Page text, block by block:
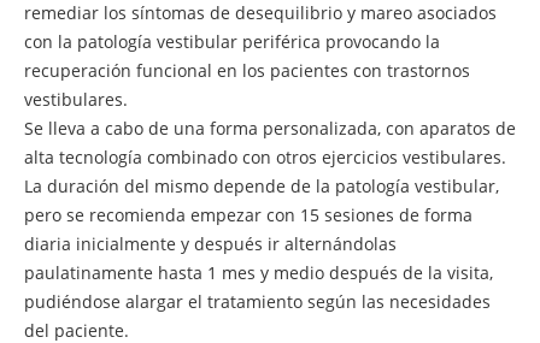
remediar los síntomas de desequilibrio y mareo asociados
con la patología vestibular periférica provocando la
recuperación funcional en los pacientes con trastornos
vestibulares.
Se lleva a cabo de una forma personalizada, con aparatos de
alta tecnología combinado con otros ejercicios vestibulares.
La duración del mismo depende de la patología vestibular,
pero se recomienda empezar con 15 sesiones de forma
diaria inicialmente y después ir alternándolas
paulatinamente hasta 1 mes y medio después de la visita,
pudiéndose alargar el tratamiento según las necesidades
del paciente.